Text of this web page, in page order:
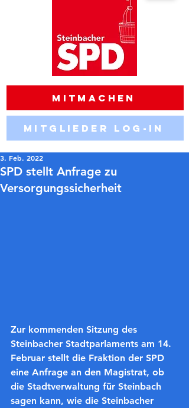
Mitglieder Log-in
Mitmachen
SPD stellt Anfrage zu
Versorgungssicherheit
3. Feb. 2022
Zur kommenden Sitzung des
Steinbacher Stadtparlaments am 14.
Februar stellt die Fraktion der SPD
eine Anfrage an den Magistrat, ob
die Stadtverwaltung für Steinbach
sagen kann, wie die Steinbacher